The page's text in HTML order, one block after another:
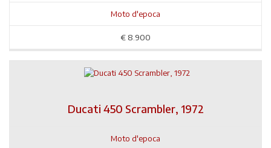
Moto d'epoca
€ 8.900
Ducati 450 Scrambler, 1972
Moto d'epoca